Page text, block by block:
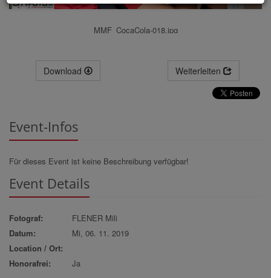
MMF_CocaCola-018.jpg
Download Weiterleiten
Event-Infos
Für dieses Event ist keine Beschreibung verfügbar!
Event Details
Fotograf:
FLENER Mili
Datum:
Mi, 06. 11. 2019
Location / Ort:
Honorafrei:
Ja